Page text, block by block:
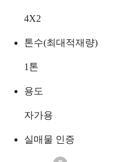
4X2
톤수(최대적재량)
1 톤
용도
자가용
실매물 인증